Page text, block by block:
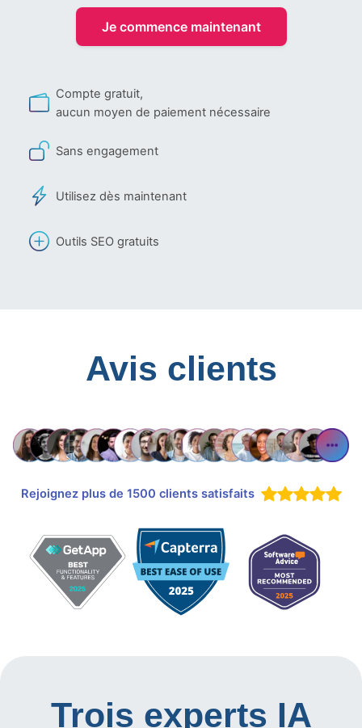
Je commence maintenant
Compte gratuit,
aucun moyen de paiement nécessaire
Sans engagement
Utilisez dès maintenant
Outils SEO gratuits
Avis clients
Rejoignez plus de 1500 clients satisfaits
Trois experts IA